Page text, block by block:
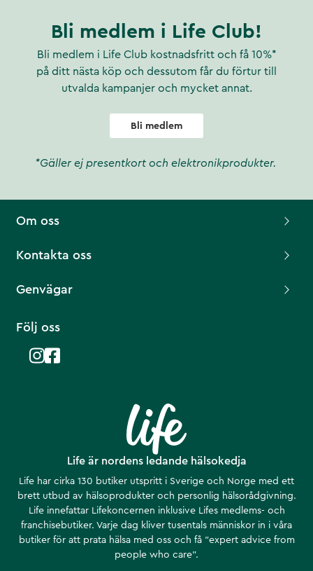
Bli medlem i Life Club!
Bli medlem i Life Club kostnadsfritt och få 10%*
på ditt nästa köp och dessutom får du förtur till
utvalda kampanjer och mycket annat.
Bli medlem
*Gäller ej presentkort och elektronikprodukter.
Life är nordens ledande hälsokedja
Life har cirka 130 butiker utspritt i Sverige och Norge med ett
brett utbud av hälsoprodukter och personlig hälsorådgivning.
Life innefattar Lifekoncernen inklusive Lifes medlems- och
franchisebutiker. Varje dag kliver tusentals människor in i våra
butiker för att prata hälsa med oss och få ”expert advice from
people who care”.
Om oss
Kontakta oss
Genvägar
Följ oss